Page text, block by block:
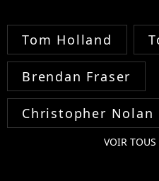
Tom Holland
Brendan Fraser
Christopher Nolan
VOIR TOUS